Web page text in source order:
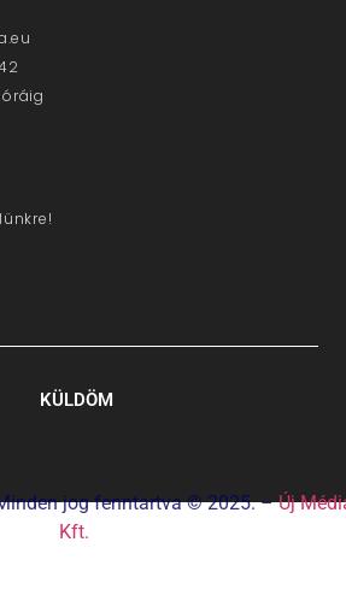
KÜLDÖM
jog fenntartva © 2025. –Új
Kft.